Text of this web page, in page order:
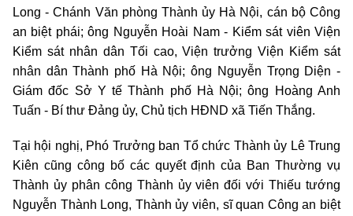
Long - Chánh Văn phòng Thành ủy Hà Nội, cán bộ Công
an biệt phái; ông Nguyễn Hoài Nam - Kiểm sát viên Viện
Kiểm sát nhân dân Tối cao, Viện trưởng Viện Kiểm sát
nhân dân Thành phố Hà Nội; ông Nguyễn Trọng Diện -
Giám đốc Sở Y tế Thành phố Hà Nội; ông Hoàng Anh
Tuấn - Bí thư Đảng ủy, Chủ tịch HĐND xã Tiến Thắng.
Tại hội nghị, Phó Trưởng ban Tổ chức Thành ủy Lê Trung
Kiên cũng công bố các quyết định của Ban Thường vụ
Thành ủy phân công Thành ủy viên đối với Thiếu tướng
Nguyễn Thành Long, Thành ủy viên, sĩ quan Công an biệt